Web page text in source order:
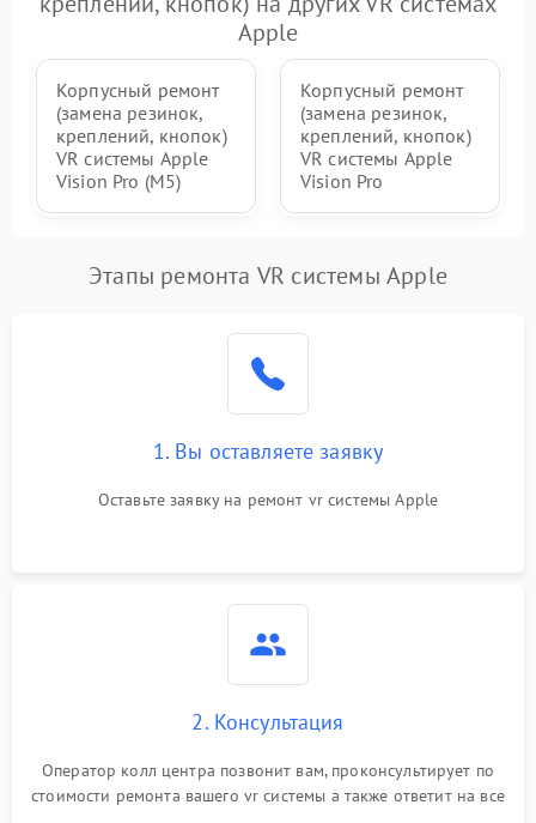
Неисправность системы
1000 ₽ Подробнее →
Apple
Корпусный ремонт
(замена резинок,
креплений, кнопок)
VR системы Apple
Vision Pro (M5)
Корпусный ремонт
(замена резинок,
креплений, кнопок)
VR системы Apple
Vision Pro
Этапы ремонта VR системы Apple
1. Вы оставляете заявку
Оставьте заявку на ремонт vr системы Apple
2. Консультация
Оператор колл центра позвонит вам, проконсультирует по
стоимости ремонта вашего vr системы а также ответит на все